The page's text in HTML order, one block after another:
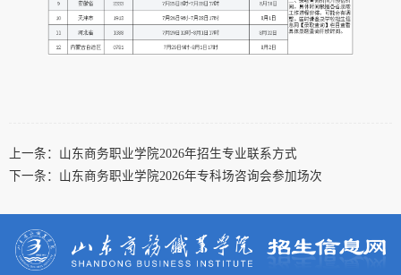
上一条： 山东商务职业学院2026年招生专业联系方式
下一条： 山东商务职业学院2026年专科场咨询会参加场次